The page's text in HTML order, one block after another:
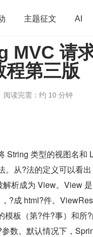
主题征文 AI
算法 学习方
运维 深度思考
MVC 请
程第三版
阅读完需：约 10 分钟
String 类型的视图名和
。从?法的定义可以看
析成为 View。View
?成 html?件。
板（第?件?事）和所
数。默认情况下，